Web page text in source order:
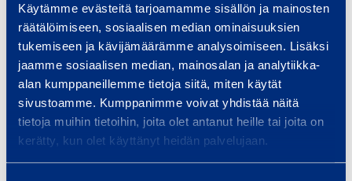
Käytämme evästeitä tarjoamamme sisällön ja mainosten
räätälöimiseen, sosiaalisen median ominaisuuksien
tukemiseen ja kävijämäärämme analysoimiseen. Lisäksi
jaamme sosiaalisen median, mainosalan ja analytiikka-
alan kumppaneillemme tietoja siitä, miten käytät
sivustoamme. Kumppanimme voivat yhdistää näitä
tietoja muihin tietoihin, joita olet antanut heille tai joita on
kerätty, kun olet käyttänyt heidän palvelujaan.
Höjd 50 mm
Dokument